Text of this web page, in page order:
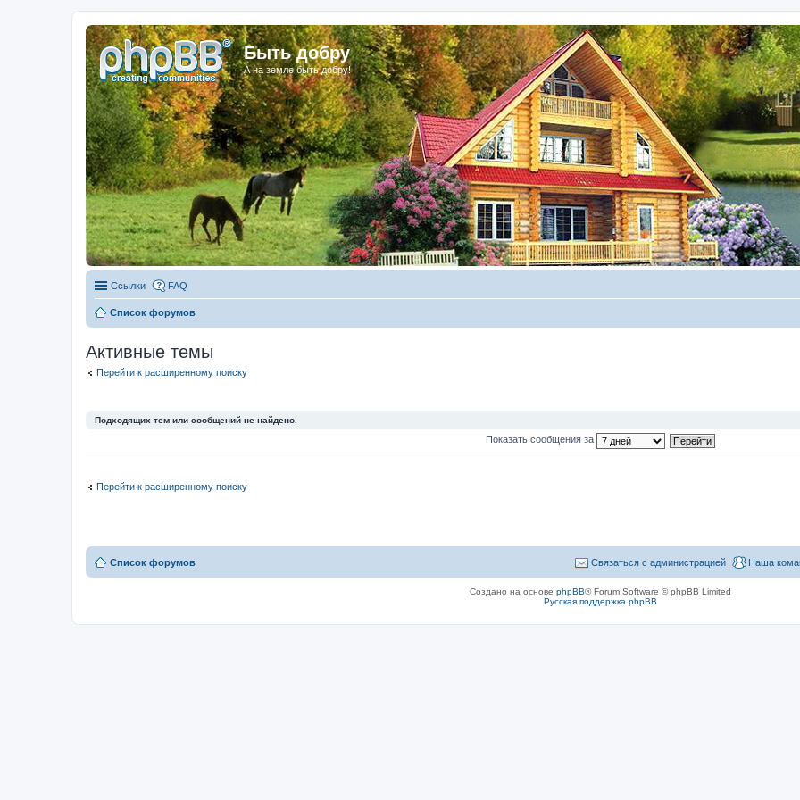
Быть добру
А на земле быть добру!
Ссылки FAQ
Список форумов
Активные темы
Перейти к расширенному поиску
Подходящих тем или сообщений не найдено.
Показать сообщения за
Перейти к расширенному поиску
Список форумов Наша
Связаться с администрацией
Создано на основе phpBB® Forum Software © phpBB Limited
Русская поддержка phpBB